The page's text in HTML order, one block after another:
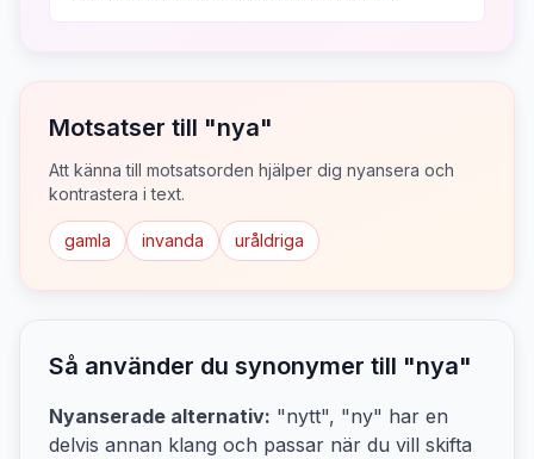
Motsatser till "nya"
Att känna till motsatsorden hjälper dig nyansera och
kontrastera i text.
gamla invanda uråldriga
Så använder du synonymer till "nya"
Nyanserade alternativ: "nytt", "ny" har en
delvis annan klang och passar när du vill skifta